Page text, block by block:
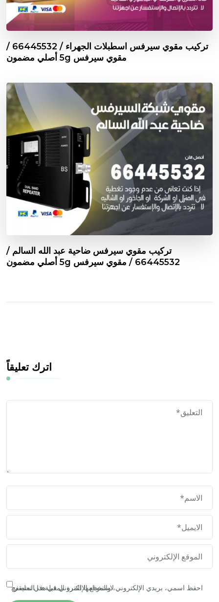
تركيب مقوي سيرفس اسطبلات الجهراء / 66445532 /
مقوي سيرفس 5g أصلي مضمون
تركيب مقوي سيرفس ضاحية عبد الله السالم /
66445532 / مقوي سيرفس 5g أصلي مضمون
اترك تعليقاً
احفظ اسمي، بريدي الإلكتروني، والموقع الإلكتروني في هذا المتصفح لاستخدامها المرة المقبلة في تعليقي.